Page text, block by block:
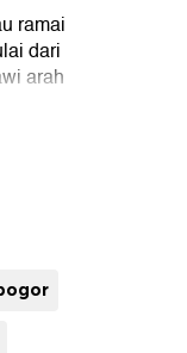
ramai
dari
arah